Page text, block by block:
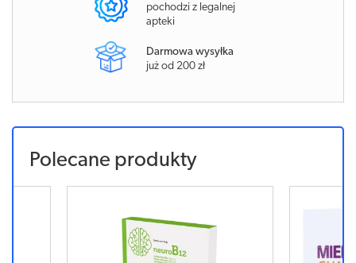
pochodzi z legalnej
apteki
Darmowa wysyłka
już od 200 zł
Polecane produkty